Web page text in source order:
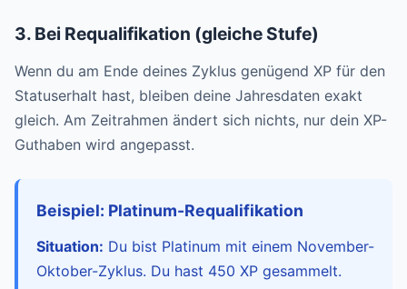
3. Bei Requalifikation (gleiche Stufe)
Wenn du am Ende deines Zyklus genügend XP für den
Statuserhalt hast, bleiben deine Jahresdaten exakt
gleich. Am Zeitrahmen ändert sich nichts, nur dein XP-
Guthaben wird angepasst.
Beispiel: Platinum-Requalifikation
Situation: Du bist Platinum mit einem November-
Oktober-Zyklus. Du hast 450 XP gesammelt.